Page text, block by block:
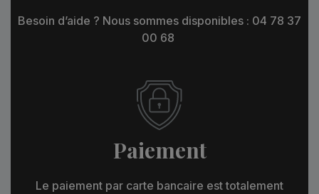
Besoin d’aide ? Nous sommes disponibles : 04 78 37
00 68
Paiement
Le paiement par carte bancaire est totalement